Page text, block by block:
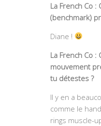
La French Co
(benchmark)
Diane !
La French Co
mouvement
tu détestes ?
Il y en a
comme le
rings muscle-